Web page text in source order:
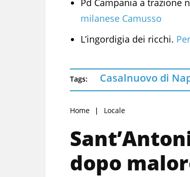
milanese Camusso
L’ingordigia dei ricchi.
Tags: Casalnuovo di
Home Locale
dopo